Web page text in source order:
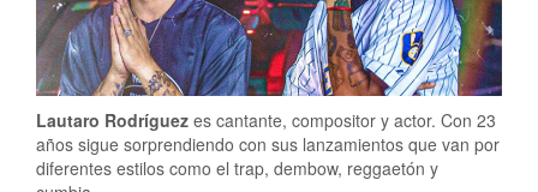
Lautaro Rodríguez es cantante, compositor y actor. Con 23
años sigue sorprendiendo con sus lanzamientos que van por
diferentes estilos como el trap, dembow, reggaetón y